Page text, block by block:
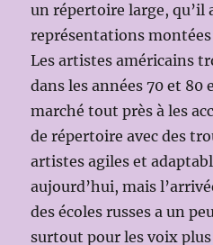
un répertoire large, qu’il
représentations
Les artistes américains
dans les années 70 et 80
marché tout près à les
de répertoire avec des
artistes agiles et
aujourd’hui, mais
des écoles russes a un
surtout pour les voix